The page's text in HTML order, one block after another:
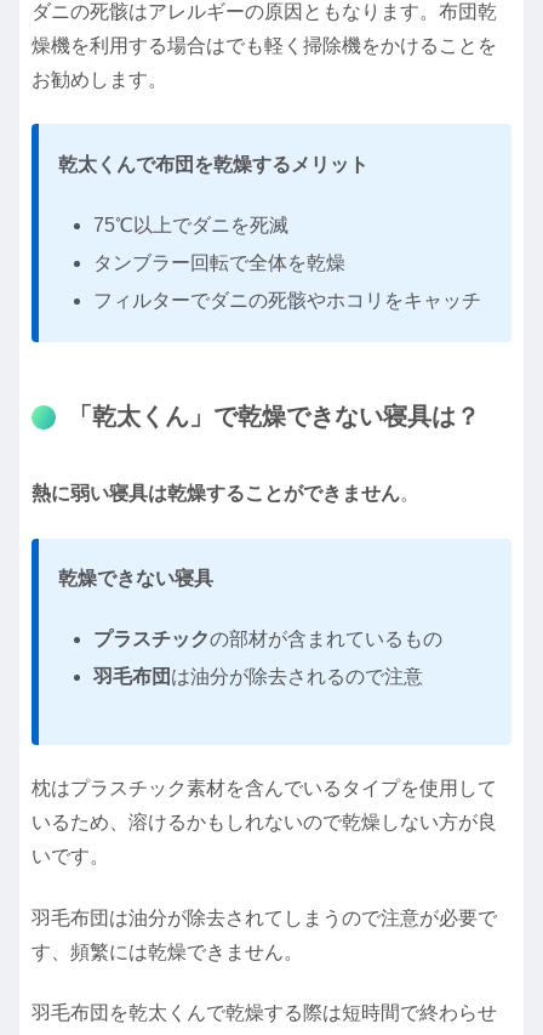
ダニの死骸はアレルギーの原因ともなります。布団乾
燥機を利用する場合はでも軽く掃除機をかけることを
お勧めします。
乾太くんで布団を乾燥するメリット
75℃以上でダニを死滅
タンブラー回転で全体を乾燥
フィルターでダニの死骸やホコリをキャッチ
「乾太くん」で乾燥できない寝具は？
熱に弱い寝具は乾燥することができません。
乾燥できない寝具
プラスチックの部材が含まれているもの
羽毛布団 は油分が除去されるので注意
枕はプラスチック素材を含んでいるタイプを使用して
いるため、溶けるかもしれないので乾燥しない方が良
いです。
羽毛布団は油分が除去されてしまうので注意が必要で
す、頻繁には乾燥できません。
羽毛布団を乾太くんで乾燥する際は短時間で終わらせ